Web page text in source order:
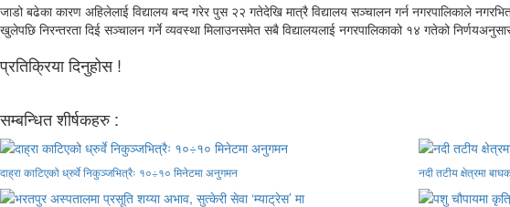
जाडो बढेका कारण अहिलेलाई विद्यालय बन्द गरेर पुस २२ गतेदेखि मात्रै विद्यालय सञ्चालन गर्न नगरपालिकाले
खुलेपछि निरन्तरता दिई सञ्चालन गर्ने व्यवस्था मिलाउनसमेत सबै विद्यालयलाई नगरपालिकाको १४ गतेको
प्रतिक्रिया दिनुहोस !
सम्बन्धित शीर्षकहरु :
दाह्रा काटिएको ध्रुर्वे निकुञ्जभित्रैः १०÷१० मिनेटमा अनुगमन नदी तटीय क्षेत्रमा